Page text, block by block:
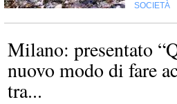
SOCIETÀ
Milano: presentato
nuovo modo di fare
tra...